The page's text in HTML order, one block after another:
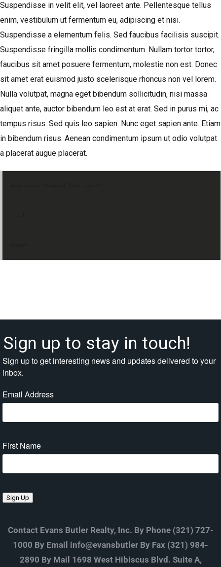
Suspendisse in velit elit, vel laoreet ante. Pellentesque tellus
enim, vestibulum ut fermentum eu, adipiscing et nisi.
Suspendisse a elementum felis. Sed faucibus facilisis suscipit.
Suspendisse fringilla mollis condimentum. Nullam tortor tortor,
faucibus sit amet posuere fermentum, molestie non est. Donec
sit amet erat euismod justo scelerisque rhoncus non vel lorem.
Nulla volutpat, magna eget bibendum sollicitudin, nisi massa
aliquet ante, auctor bibendum leo est at erat. Sed in purus mi, ac
tempus risus. Sed quis leo sapien. Nunc eget sapien ante. Etiam
in bibendum risus. Aenean condimentum ipsum ut odio volutpat
a placerat augue placerat.
Sign up to stay in touch!
Sign up to get interesting news and updates delivered to your
inbox.
Email Address
First Name
Sign Up
Contact Evans Butler Realty, Inc. By Phone (321) 727-
1000 By Email info@evansbutler By Fax (321) 984-
2890 By Mail 1698 West Hibiscus Blvd. Suite A,